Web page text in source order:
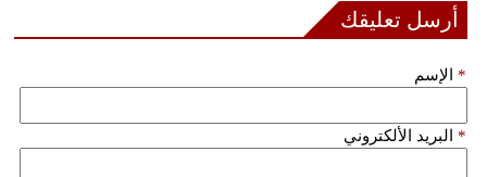
أرسل تعليقك
الإسم *
البريد الألكتروني *